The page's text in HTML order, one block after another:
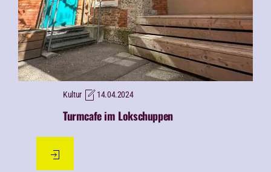
Kultur 14.04.2024
Turmcafe im Lokschuppen